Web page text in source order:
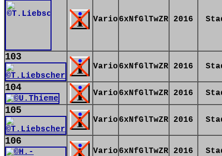
Vario 6xNfGlTwZR 2016
103
Vario 6xNfGlTwZR 2016
104 Vario 6xNfGlTwZR 2016
105
Vario 6xNfGlTwZR 2016
106
Vario 6xNfGlTwZR 2016